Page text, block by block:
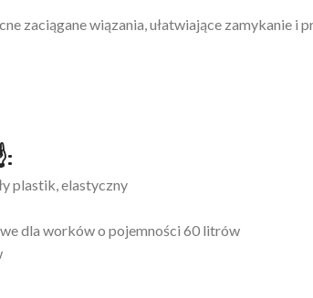
zaciągane wiązania, ułatwiające zamykanie i
plastik, elastyczny
dla worków o pojemności 60 litrów